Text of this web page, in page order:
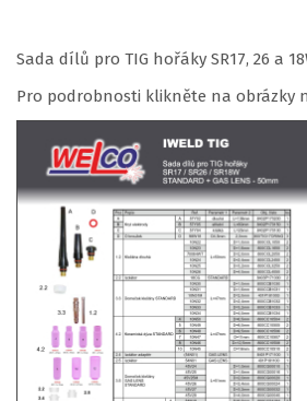
Sada dílů pro TIG hořáky SR17, 26 a
Pro podrobnosti klikněte na obrázky